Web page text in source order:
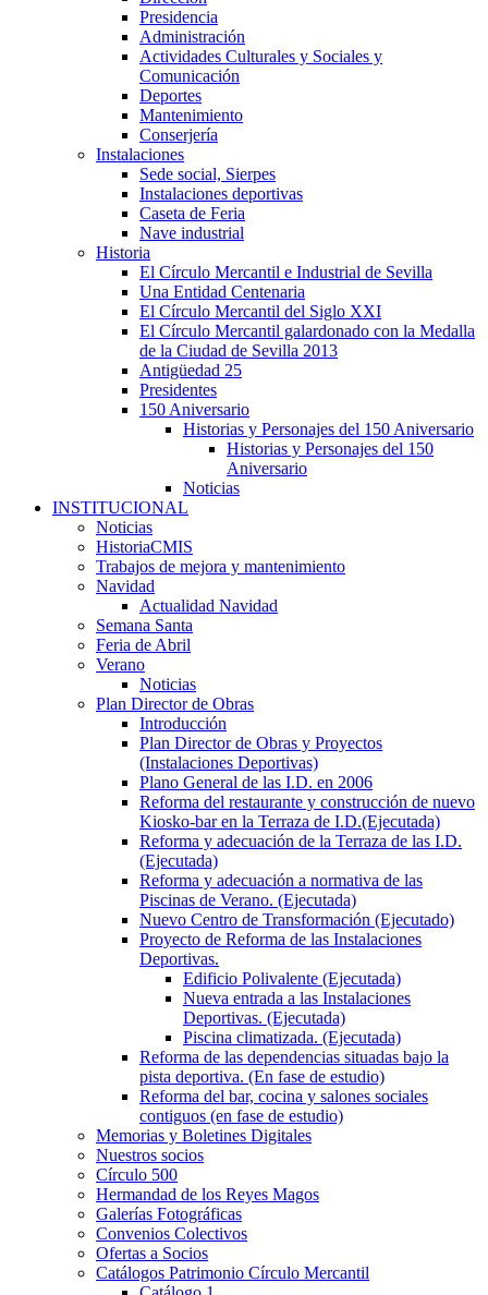
Presidencia
Administración
Actividades Culturales y Sociales y
Comunicación
Deportes
Mantenimiento
Conserjería
Instalaciones
Sede social, Sierpes
Instalaciones deportivas
Caseta de Feria
Nave industrial
Historia
El Círculo Mercantil e Industrial de Sevilla
Una Entidad Centenaria
El Círculo Mercantil del Siglo XXI
El Círculo Mercantil galardonado con la Medalla
de la Ciudad de Sevilla 2013
Antigüedad 25
Presidentes
150 Aniversario
Historias y Personajes del 150 Aniversario
Historias y Personajes del 150
Aniversario
Noticias
INSTITUCIONAL
Noticias
HistoriaCMIS
Trabajos de mejora y mantenimiento
Navidad
Actualidad Navidad
Semana Santa
Feria de Abril
Verano
Noticias
Plan Director de Obras
Introducción
Plan Director de Obras y Proyectos
(Instalaciones Deportivas)
Plano General de las I.D. en 2006
Reforma del restaurante y construcción de nuevo
Kiosko-bar en la Terraza de I.D.(Ejecutada)
Reforma y adecuación de la Terraza de las I.D.
(Ejecutada)
Reforma y adecuación a normativa de las
Piscinas de Verano. (Ejecutada)
Nuevo Centro de Transformación (Ejecutado)
Proyecto de Reforma de las Instalaciones
Deportivas.
Edificio Polivalente (Ejecutada)
Nueva entrada a las Instalaciones
Deportivas. (Ejecutada)
Piscina climatizada. (Ejecutada)
Reforma de las dependencias situadas bajo la
pista deportiva. (En fase de estudio)
Reforma del bar, cocina y salones sociales
contiguos (en fase de estudio)
Memorias y Boletines Digitales
Nuestros socios
Círculo 500
Hermandad de los Reyes Magos
Galerías Fotográficas
Convenios Colectivos
Ofertas a Socios
Catálogos Patrimonio Círculo Mercantil